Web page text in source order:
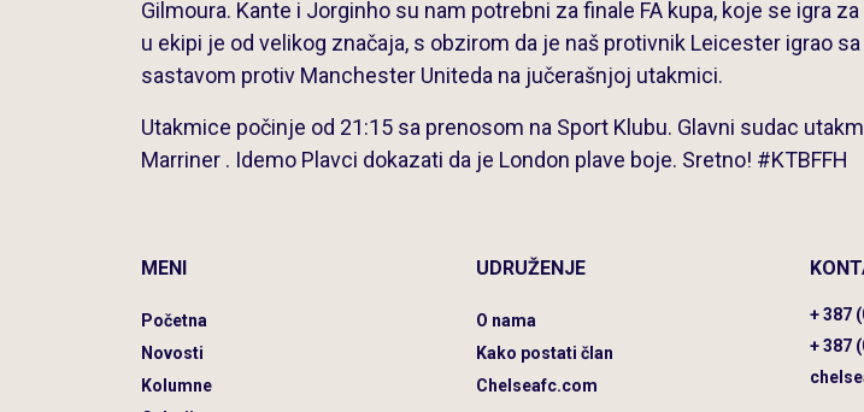
Gilmoura. Kante i Jorginho su nam potrebni za finale FA kupa, koje se igra
u ekipi je od velikog značaja, s obzirom da je naš protivnik Leicester igrao
sastavom protiv Manchester Uniteda na jučerašnjoj utakmici.
Utakmice počinje od 21:15 sa prenosom na Sport Klubu. Glavni sudac
Marriner . Idemo Plavci dokazati da je London plave boje. Sretno! #KTBFFH
MENI
Početna
Novosti
Kolumne
UDRUŽENJE
O nama
Kako postati član
Chelseafc.com
+ 387
+ 387